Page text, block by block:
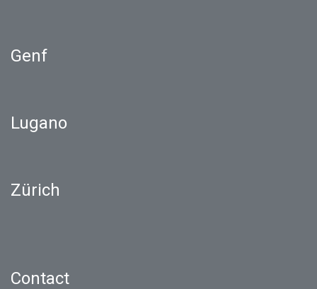
Genf
Lugano
Zürich
Contact